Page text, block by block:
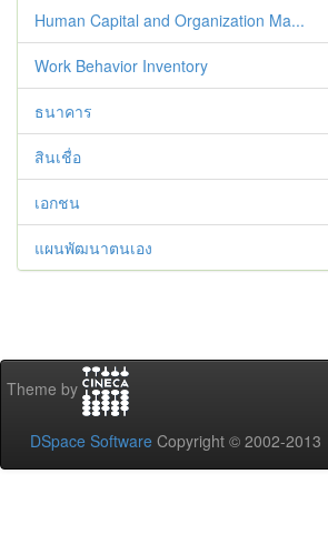
Human Capital and Organization Ma...
Work Behavior Inventory
ธนาคาร
สินเชื่อ
เอกชน
แผนพัฒนาตนเอง
Theme by
DSpace Software Copyright © 2002-2013